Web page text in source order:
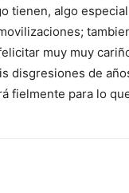
tienen, algo
muy muy
disgresiones de
fielmente para lo